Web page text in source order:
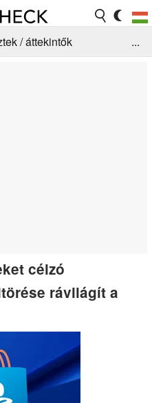
/ áttekintők
...
célzó
rávilágít a